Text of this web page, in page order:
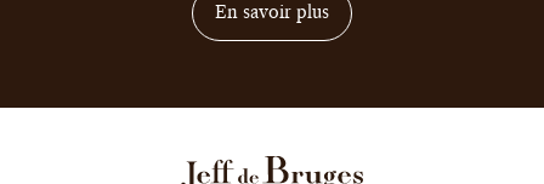
En savoir plussur comment devenir